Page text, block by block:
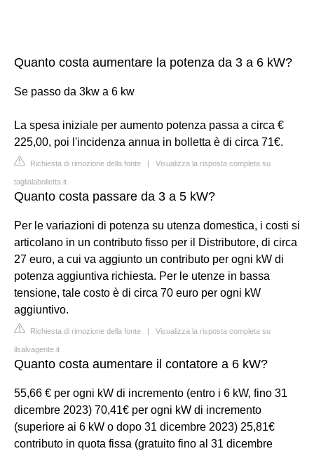
Quanto costa aumentare la potenza da 3 a 6 kW?
Se passo da 3kw a 6 kw
La spesa iniziale per aumento potenza passa a circa €
225,00, poi l'incidenza annua in bolletta è di circa 71€.
Richiesta di rimozione della fonte | Visualizza la risposta completa su
taglialabolletta.it
Quanto costa passare da 3 a 5 kW?
Per le variazioni di potenza su utenza domestica, i costi si
articolano in un contributo fisso per il Distributore, di circa
27 euro, a cui va aggiunto un contributo per ogni kW di
potenza aggiuntiva richiesta. Per le utenze in bassa
tensione, tale costo è di circa 70 euro per ogni kW
aggiuntivo.
Richiesta di rimozione della fonte | Visualizza la risposta completa su
ilsalvagente.it
Quanto costa aumentare il contatore a 6 kW?
55,66 € per ogni kW di incremento (entro i 6 kW, fino 31
dicembre 2023) 70,41€ per ogni kW di incremento
(superiore ai 6 kW o dopo 31 dicembre 2023) 25,81€
contributo in quota fissa (gratuito fino al 31 dicembre